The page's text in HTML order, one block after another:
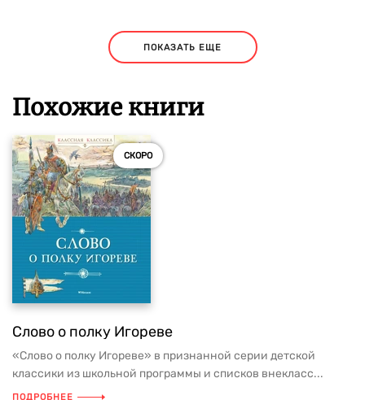
ПОКАЗАТЬ ЕЩЕ
Похожие книги
СКОРО
Слово о полку Игореве
«Слово о полку Игореве» в признанной серии детской
классики из школьной программы и списков внекласс...
ПОДРОБНЕЕ